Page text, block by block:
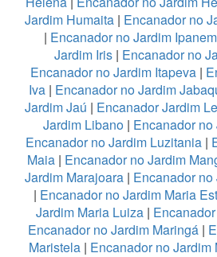
Jardim Humaita | Encanador no
| Encanador no Jardim
Jardim Iris| Encanador no
Encanador no Jardim Itapeva |
Iva| Encanador no Jardim
Jardim Jaú | Encanador Jardim
Jardim Libano | Encanador
Encanador no Jardim Luzitania|
Maia| Encanador no Jardim
Jardim Marajoara | Encanador
| Encanador no Jardim Maria
Jardim Maria Luiza|
Encanador no Jardim Maringá |
Maristela | Encanador no Jardim